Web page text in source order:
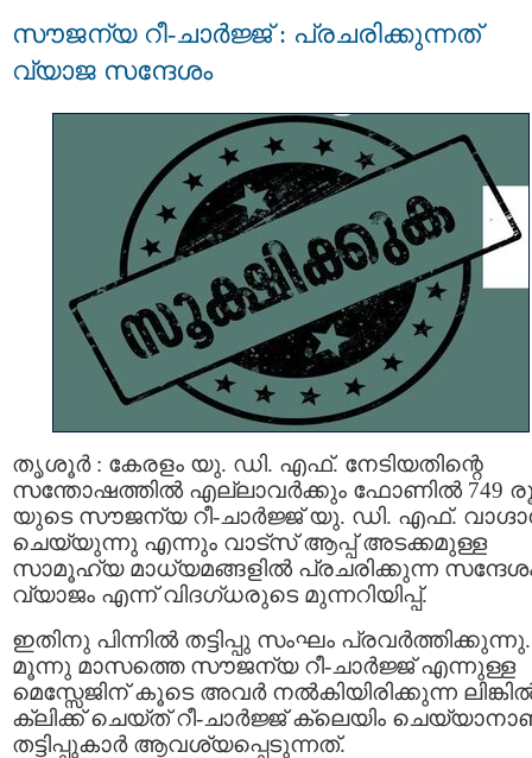
സൗജന്യ റീ-ചാർജ്ജ് : പ്രചരിക്കുന്നത്
വ്യാജ സന്ദേശം
തൃശൂർ : കേരളം യു. ഡി. എഫ്. നേടിയതിന്റെ
സന്തോഷത്തിൽ എല്ലാവര്‍ക്കും ഫോണിൽ 749
യുടെ സൗജന്യ റീ-ചാർജ്ജ് യു. ഡി. എഫ്.
ചെയ്യുന്നു എന്നും വാട്സ് ആപ്പ് അടക്കമുള്ള
സാമൂഹ്യ മാധ്യമങ്ങളില്‍ പ്രചരിക്കുന്ന
വ്യാജം എന്ന് വിദഗ്ധരുടെ മുന്നറിയിപ്പ്.
ഇതിനു പിന്നിൽ തട്ടിപ്പു സംഘം പ്രവർത്തിക്കുന്നു.
മൂന്നു മാസത്തെ സൗജന്യ റീ-ചാർജ്ജ് എന്നുള്ള
മെസ്സേജിന് കൂടെ അവർ നല്‍കിയിരിക്കുന്ന
ക്ലിക്ക് ചെയ്ത് റീ-ചാർജ്ജ് ക്ലെയിം
തട്ടിപ്പുകാര്‍ ആവശ്യപ്പെടുന്നത്.